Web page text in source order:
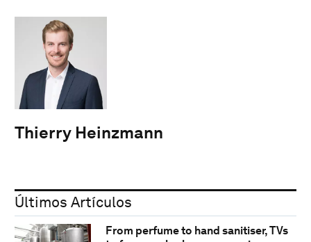
Thierry Heinzmann
Últimos Artículos
From perfume to hand sanitiser, TVs